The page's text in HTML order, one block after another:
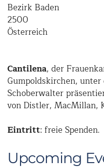
Bezirk Baden
2500
Österreich
Cantilena, der
Gumpoldskirchen,
Schoberwalter
von Distler, MacMillan,
Eintritt: freie Spenden.
Upcoming